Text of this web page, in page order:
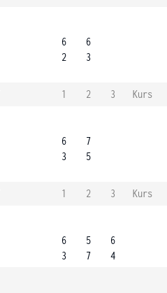
6
2
6
3
1 2 3
Kurs
6
3
7
5
1 2 3
Kurs
6
3
5
7
6
4